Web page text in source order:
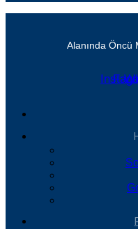
Alanında Öncü